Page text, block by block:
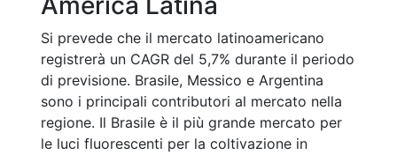
Si prevede che il mercato latinoamericano
registrerà un CAGR del 5,7% durante il periodo
di previsione. Brasile, Messico e Argentina
sono i principali contributori al mercato nella
regione. Il Brasile è il più grande mercato per
le luci fluorescenti per la coltivazione in